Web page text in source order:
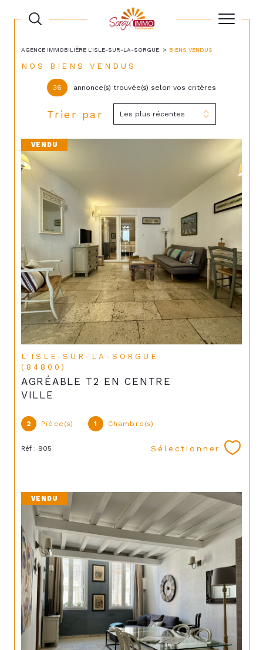
AGENCE IMMOBILIÈRE L'ISLE-SUR-LA-SORGUE BIENS VENDUS
NOS BIENS VENDUS
36 annonce(s) trouvée(s) selon vos critères
Trier par Les plus récentes
VENDU
L'ISLE-SUR-LA-SORGUE
(84800)
AGRÉABLE T2 EN CENTRE
VILLE
2 Pièce(s) 1 Chambre(s)
Réf : 905 Sélectionner
VENDU